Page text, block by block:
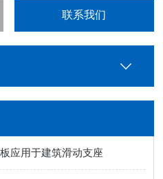
联系我们
应用于建筑滑动支座